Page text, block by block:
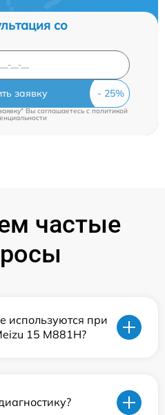
со
заявку
Вы соглашаетесь cполитикой
частые
используются при
15 M881H?